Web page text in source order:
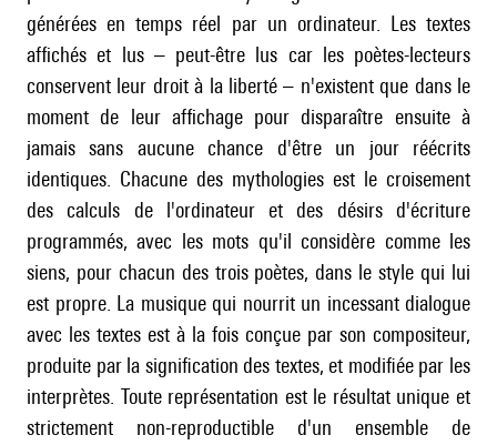
générées en temps réel par un ordinateur. Les textes
affichés et lus – peut-être lus car les poètes-lecteurs
conservent leur droit à la liberté – n'existent que dans le
moment de leur affichage pour disparaître ensuite à
jamais sans aucune chance d'être un jour réécrits
identiques. Chacune des mythologies est le croisement
des calculs de l'ordinateur et des désirs d'écriture
programmés, avec les mots qu'il considère comme les
siens, pour chacun des trois poètes, dans le style qui lui
est propre. La musique qui nourrit un incessant dialogue
avec les textes est à la fois conçue par son compositeur,
produite par la signification des textes, et modifiée par les
interprètes. Toute représentation est le résultat unique et
strictement non-reproductible d'un ensemble de